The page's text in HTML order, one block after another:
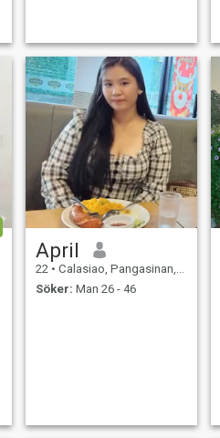
April
22 • Calasiao, Pangasinan, Filippinerna
Söker: Man 26 - 46